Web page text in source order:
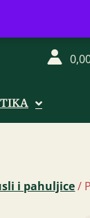
- Petak od
i pahuljice/